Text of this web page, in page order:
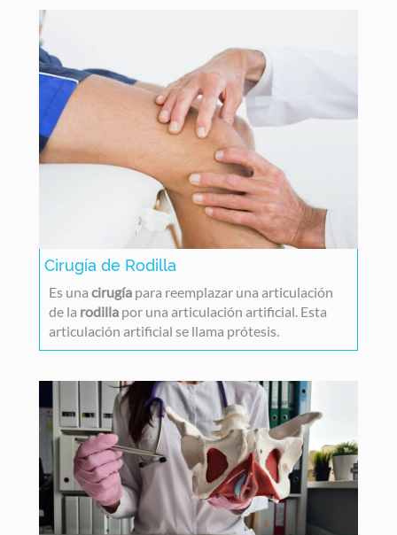
Cirugía de Rodilla
Es una cirugíapara reemplazar una articulación
de la rodillapor una articulación artificial. Esta
articulación artificial se llama prótesis.